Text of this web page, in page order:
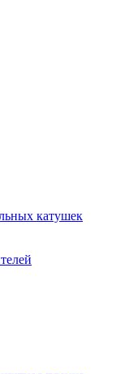
катушек